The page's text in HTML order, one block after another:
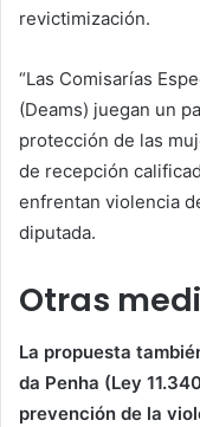
revictimización.
“Las Comisarías
(Deams) juegan un
protección de las
de recepción
enfrentan violencia
diputada.
Otras
La propuesta
da Penha (Ley
prevención de la